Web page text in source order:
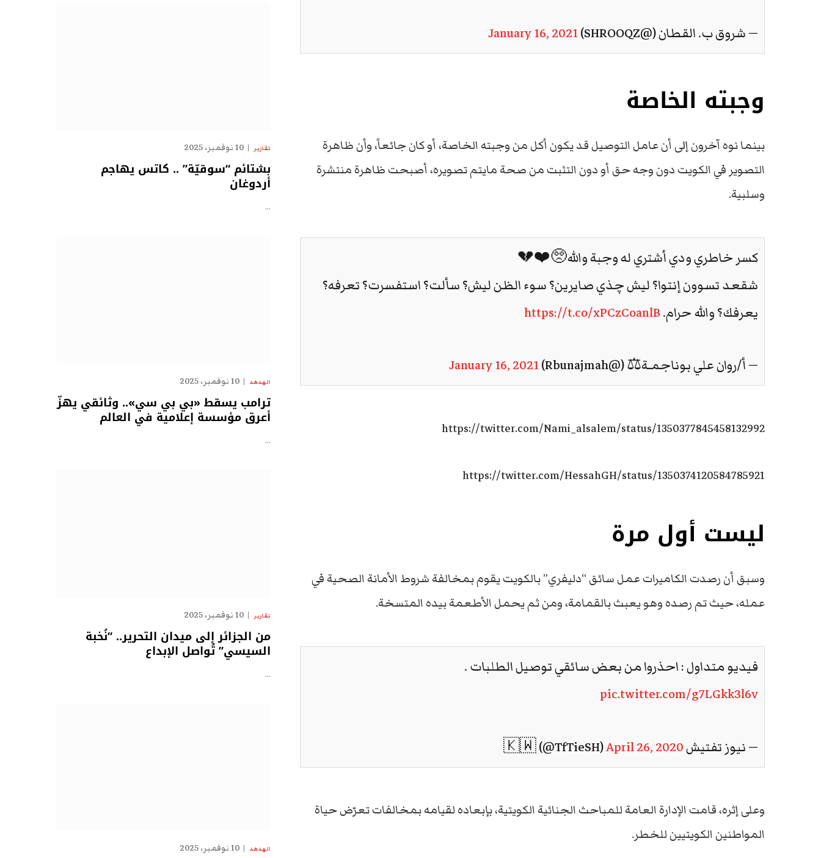
— شروق ب. القطان (@SHROOQZ) January 16, 2021
وجبته الخاصة
بينما نوه آخرون إلى أن عامل التوصيل قد يكون أكل من وجبته الخاصة، أو كان جائعاً، وأن ظاهرة
التصوير في الكويت دون وجه حق أو دون التثبت من صحة مايتم تصويره، أصبحت ظاهرة منتشرة
وسلبية.
كسر خاطري ودي أشتري له وجبة والله🥺❤️💔
شقعد تسوون إنتوا؟ ليش چذي صايرين؟ سوء الظن ليش؟ سألت؟ استفسرت؟ تعرفه؟
يعرفك؟ والله حرام.https://t.co/xPCzCoanlB
— أ/روان علي بوناجمـة⚖️ (@Rbunajmah) January 16, 2021
https://twitter.com/Nami_alsalem/status/1350377845458132992
https://twitter.com/HessahGH/status/1350374120584785921
ليست أول مرة
وسبق أن رصدت الكاميرات عمل سائق “دليفري” بالكويت يقوم بمخالفة شروط الأمانة الصحية في
عمله، حيث تم رصده وهو يعبث بالقمامة، ومن ثم يحمل الأطعمة بيده المتسخة.
فيديو متداول : احذروا من بعض سائقي توصيل الطلبات .
pic.twitter.com/g7LGkk3l6v
— نيوز تفتيش 🇰🇼 (@TfTieSH)April 26, 2020
وعلى إثره، قامت الإدارة العامة للمباحث الجنائية الكويتية، بإبعاده لقيامه بمخالفات تعرّض حياة
المواطنين الكويتيين للخطر.
تقارير 10 نوفمبر، 2025
بشتائم “سوقيّة” .. كاتس يهاجم
أردوغان
…
الهدهد 10 نوفمبر، 2025
ترامب يسقط «بي بي سي».. وثائقي يهزّ
أعرق مؤسسة إعلامية في العالم
…
تقارير 10 نوفمبر، 2025
من الجزائر إلى ميدان التحرير.. “نُخبة
السيسي” تُواصل الإبداع
…
الهدهد 10 نوفمبر، 2025